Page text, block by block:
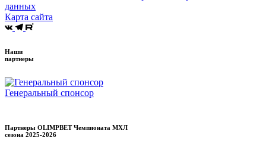
данных
Карта сайта
Наши
партнеры
Генеральный спонсор
Партнеры OLIMPBET Чемпионата МХЛ
сезона 2025-2026